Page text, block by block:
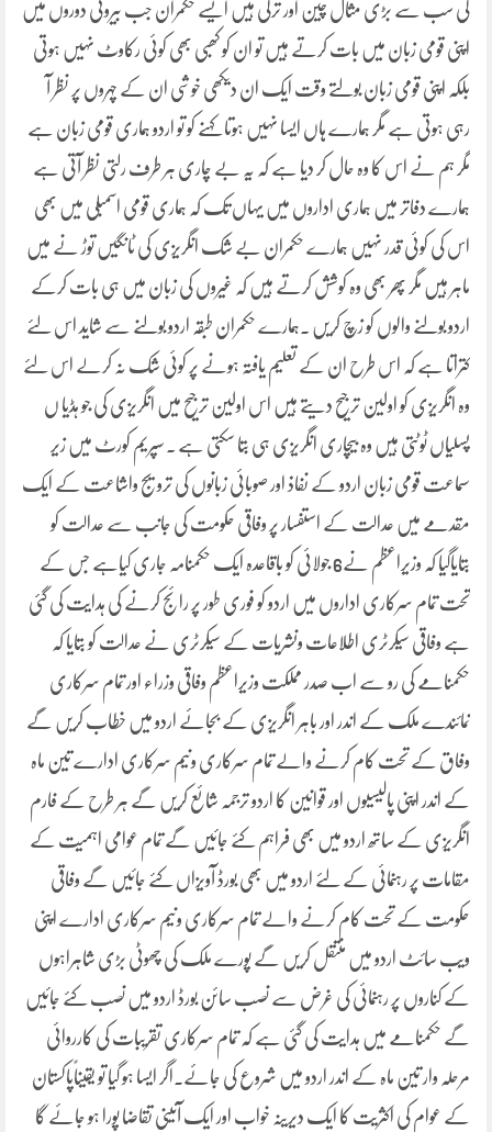
کی سب سے بڑی مثال چین اور ترکی ہیں ایسے حکمران جب بیرونی دوروں میں
اپنی قومی زبان میں بات کرتے ہیں تو ان کو کھبی بھی کوئی رکاوٹ نہیں ہوتی
بلکہ اپنی قومی زبان بولتے وقت ایک ان دیکھی خوشی ان کے چہروں پر نظر آ
رہی ہوتی ہے مگر ہمارے ہاں ایسا نہیں ہوتا کہنے کو تو اردو ہماری قومی زبان ہے
مگر ہم نے اس کا وہ حال کر دیا ہے کہ یہ بے چاری ہر طرف رلتی نظر آتی ہے
ہمارے دفاتر میں ہماری اداروں میں یہاں تک کہ ہماری قومی اسمبلی میں بھی
اس کی کوئی قدر نہیں ہمارے حکمران بے شک انگریزی کی ٹانگیں توڑ نے میں
ماہر ہیں مگر پھر بھی وہ کوشش کرتے ہیں کہ غیروں کی زبان میں ہی بات کرکے
اردو بولنے والوں کو زچ کریں ۔ہمارے حکمران طبقہ اردو بولنے سے شاید اس لئے
کتراتا ہے کہ اس طرح ان کے تعلیم یافتہ ہونے پر کوئی شک نہ کرلے اس لئے
وہ انگریزی کو اولین ترجیح دیتے ہیں اس اولین ترجیح میں انگریزی کی جو ہڈیا ں
پسلیاں ٹوٹتی ہیں وہ بیچاری انگریزی ہی بتا سکتی ہے ۔ سپریم کورٹ میں زیر
سماعت قومی زبان اردو کے نفاذ اور صوبائی زبانوں کی ترویج واشاعت کے ایک
مقدمے میں عدالت کے استفسار پر وفاقی حکومت کی جانب سے عدالت کو
بتایاگیا کہ وزیراعظم نے6 جولائی کو باقاعدہ ایک حکمنامہ جاری کیاہے جس کے
تحت تمام سرکاری اداروں میں اردو کو فوری طور پر رائج کرنے کی ہدایت کی گئی
ہے وفاقی سیکرٹری اطلاعات ونشریات کے سیکرٹری نے عدالت کو بتایا کہ
حکمنامے کی رو سے اب صدر مملکت وزیراعظم وفاقی وزراء اور تمام سرکاری
نمائندے ملک کے اندر اور باہر انگریزی کے بجائے اردو میں خطاب کریں گے
وفاق کے تحت کام کرنے والے تمام سرکاری ونیم سرکاری ادارے تین ماہ
کے اندر اپنی پالیسیوں اور قوانین کا اردو ترجمہ شائع کریں گے ہر طرح کے فارم
انگریزی کے ساتھ اردو میں بھی فراہم کئے جائیں گے تمام عوامی اہمیت کے
مقامات پر رہنمائی کے لئے اردو میں بھی بورڈ آویزاں کئے جائیں گے وفاقی
حکومت کے تحت کام کرنے والے تمام سرکاری ونیم سرکاری ادارے اپنی
ویب سائٹ اردو میں منتقل کریں گے پورے ملک کی چھوٹی بڑی شاہراہوں
کے کناروں پر رہنمائی کی غرض سے نصب سائن بورڈ اردو میں نصب کئے جائیں
گے حکمنامے میں ہدایت کی گئی ہے کہ تمام سرکاری تقریبات کی کارروائی
مرحلہ وار تین ماہ کے اندر اردو میں شروع کی جائے۔اگر ایسا ہو گیا تو یقیناًپاکستان
کے عوام کی اکثریت کا ایک دیرینہ خواب اور ایک آئینی تقاضا پورا ہو جائے گا